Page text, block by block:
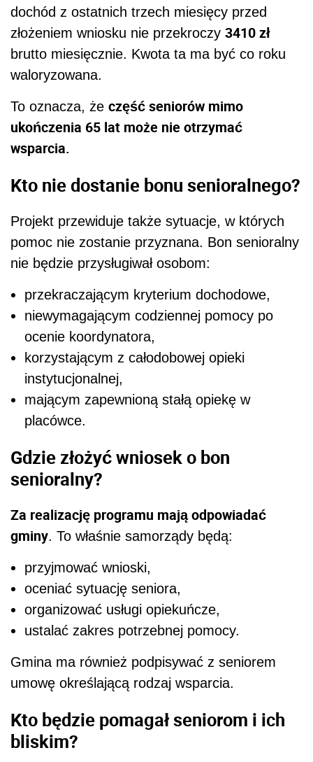
dochód z ostatnich trzech miesięcy przed
złożeniem wniosku nie przekroczy 3410 zł
brutto miesięcznie. Kwota ta ma być co roku
waloryzowana.
To oznacza, że część seniorów mimo
ukończenia 65 lat może nie otrzymać
wsparcia.
Kto nie dostanie bonu senioralnego?
Projekt przewiduje także sytuacje, w których
pomoc nie zostanie przyznana. Bon senioralny
nie będzie przysługiwał osobom:
przekraczającym kryterium dochodowe,
niewymagającym codziennej pomocy po
ocenie koordynatora,
korzystającym z całodobowej opieki
instytucjonalnej,
mającym zapewnioną stałą opiekę w
placówce.
Gdzie złożyć wniosek o bon
senioralny?
Za realizację programu mają odpowiadać
gminy. To właśnie samorządy będą:
przyjmować wnioski,
oceniać sytuację seniora,
organizować usługi opiekuńcze,
ustalać zakres potrzebnej pomocy.
Gmina ma również podpisywać z seniorem
umowę określającą rodzaj wsparcia.
Kto będzie pomagał seniorom i ich
bliskim?